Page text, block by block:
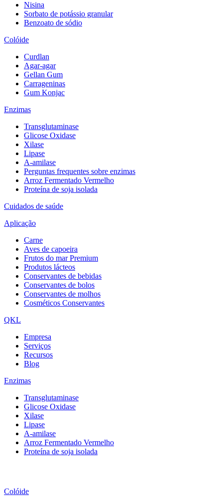
Nisina
Sorbato de potássio granular
Benzoato de sódio
Colóide
Curdlan
Agar-agar
Gellan Gum
Carrageninas
Gum Konjac
Enzimas
Transglutaminase
Glicose Oxidase
Xilase
Lipase
A-amilase
Perguntas frequentes sobre enzimas
Arroz Fermentado Vermelho
Proteína de soja isolada
Cuidados de saúde
Aplicação
Carne
Aves de capoeira
Frutos do mar Premium
Produtos lácteos
Conservantes de bebidas
Conservantes de bolos
Conservantes de molhos
Cosméticos Conservantes
QKL
Empresa
Serviços
Recursos
Blog
Enzimas
Transglutaminase
Glicose Oxidase
Xilase
Lipase
A-amilase
Arroz Fermentado Vermelho
Proteína de soja isolada
Colóide